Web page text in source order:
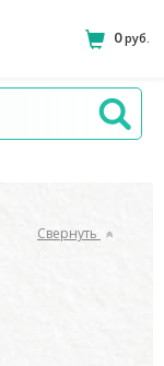
0руб.
Свернуть